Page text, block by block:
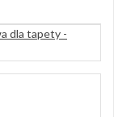
dla tapety -